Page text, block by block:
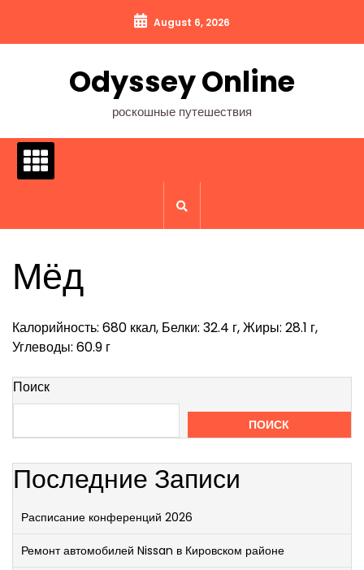
содержимому
August 6, 2026
Odyssey Online
роскошные путешествия
Мёд
Калорийность: 680 ккал, Белки: 32.4 г, Жиры: 28.1 г,
Углеводы: 60.9 г
Поиск
ПОИСК
Последние Записи
Расписание конференций 2026
Ремонт автомобилей Nissan в Кировском районе